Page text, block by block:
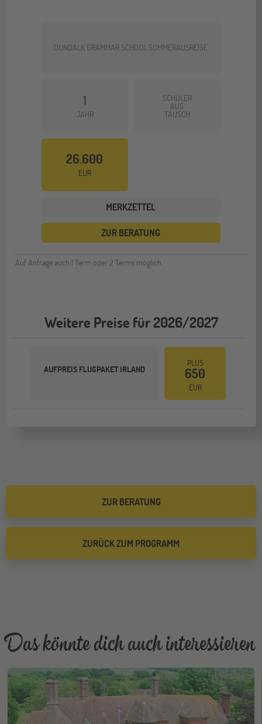
DUNDALK GRAMMAR SCHOOL SOMMERAUSREISE
1
JAHR
SCHÜLER
AUS
TAUSCH
26.600
EUR
MERKZETTEL
ZUR BERATUNG
Auf Anfrage auch 1 Term oder 2 Terms möglich.
Weitere Preise für 2026/2027
AUFPREIS FLUGPAKET IRLAND
PLUS
650
EUR
ZUR BERATUNG
ZURÜCK ZUM PROGRAMM
Das könnte dich auch interessieren